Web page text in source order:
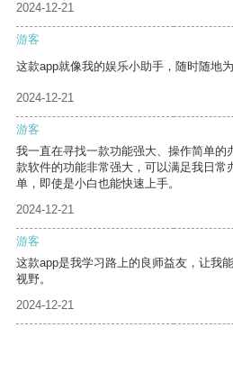
2024-12-21
游客
这款app就像我的娱乐小助手，随时随地
2024-12-21
游客
我一直在寻找一款功能强大、操作简单的
款软件的功能非常强大，可以满足我日常
单，即使是小白也能快速上手。
2024-12-21
游客
这款app是我学习路上的良师益友，让我
视野。
2024-12-21